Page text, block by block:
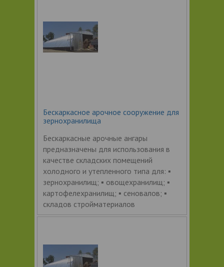
Бескаркасное арочное сооружение для
зернохранилища
Бескаркасные арочные ангары
предназначены для использования в
качестве складских помещений
холодного и утепленного типа для: ▪
зернохранилищ; ▪ овощехранилищ; ▪
картофелехранилищ; ▪ сеновалов; ▪
складов стройматериалов